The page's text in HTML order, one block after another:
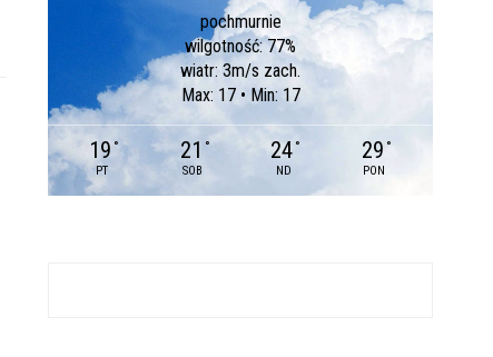
pochmurnie
wilgotność: 77%
wiatr: 3m/s zach.
Max: 17 • Min: 17
19 °
PT
21 °
SOB
24 °
ND
29 °
PON